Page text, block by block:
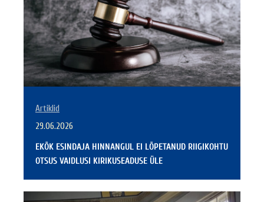
Artiklid
29.06.2026
EKÕK ESINDAJA HINNANGUL EI LÕPETANUD RIIGIKOHTU
OTSUS VAIDLUSI KIRIKUSEADUSE ÜLE